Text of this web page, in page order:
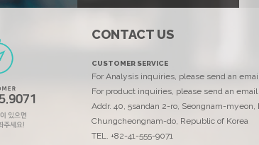
에코리서치
고객을 위해 최선을 다하는 에코리서치입니다..
CONTACT US
CUSTOMER SERVICE
For Analysis inquiries, please send an
For product inquiries, please send an
Addr. 40, 5sandan 2-ro, Seongnam-
Chungcheongnam-do, Republic of Korea
TEL. +82-41-555-9071